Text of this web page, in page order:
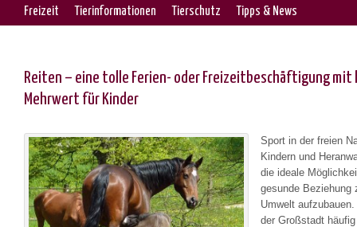
Freizeit Tierinformationen Tierschutz Tipps & News
Reiten – eine tolle Ferien- oder Freizeitbeschäftigung mit
Mehrwert für Kinder
Sport in der freien
Kindern und
die ideale
gesunde Beziehung
Umwelt
der Großstadt